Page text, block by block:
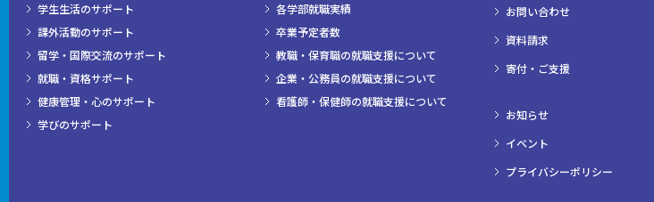
学生生活のサポート
課外活動のサポート
留学・国際交流のサポート
就職・資格サポート
健康管理・心のサポート
学びのサポート
各学部就職実績
卒業予定者数
教職・保育職の就職支援について
企業・公務員の就職支援について
看護師・保健師の就職支援について
お問い合わせ
資料請求
寄付・ご支援
お知らせ
イベント
プライバシーポリシー